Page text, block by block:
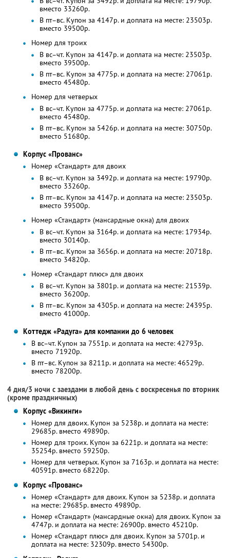
вместо 33260р.
В пт–вс. Купон за 4147р. и доплата на месте: 23503р.
вместо 39500р.
Номер для троих
В вс–чт. Купон за 4147р. и доплата на месте: 23503р.
вместо 39500р.
В пт–вс. Купон за 4775р. и доплата на месте: 27061р.
вместо 45480р.
Номер для четверых
В вс–чт. Купон за 4775р. и доплата на месте: 27061р.
вместо 45480р.
В пт–вс. Купон за 5426р. и доплата на месте: 30750р.
вместо 51680р.
Корпус «Прованс»
Номер «Стандарт» для двоих
В вс–чт. Купон за 3492р. и доплата на месте: 19790р.
вместо 33260р.
В пт–вс. Купон за 4147р. и доплата на месте: 23503р.
вместо 39500р.
Номер «Стандарт» (мансардные окна) для двоих
В вс–чт. Купон за 3164р. и доплата на месте: 17934р.
вместо 30140р.
В пт–вс. Купон за 3656р. и доплата на месте: 20718р.
вместо 34820р.
Номер «Стандарт плюс» для двоих
В вс–чт. Купон за 3801р. и доплата на месте: 21539р.
вместо 36200р.
В пт–вс. Купон за 4305р. и доплата на месте: 24395р.
вместо 41000р.
Коттедж «Радуга» для компании до 6 человек
В вс–чт. Купон за 7551р. и доплата на месте: 42793р.
вместо 71920р.
В пт–вс. Купон за 8211р. и доплата на месте: 46529р.
вместо 78200р.
4 дня/3 ночи с заездами в любой день с воскресенья по вторник
(кроме праздничных)
Корпус «Викинги»
Номер для двоих. Купон за 5238р. и доплата на месте:
29685р. вместо 49890р.
Номер для троих. Купон за 6221р. и доплата на месте:
35254р. вместо 59250р.
Номер для четверых. Купон за 7163р. и доплата на месте:
40591р. вместо 68220р.
Корпус «Прованс»
Номер «Стандарт» для двоих. Купон за 5238р. и доплата
на месте: 29685р. вместо 49890р.
Номер «Стандарт» (мансардные окна) для двоих. Купон за
4747р. и доплата на месте: 26900р. вместо 45210р.
Номер «Стандарт плюс» для двоих. Купон за 5701р. и
доплата на месте: 32309р. вместо 54300р.